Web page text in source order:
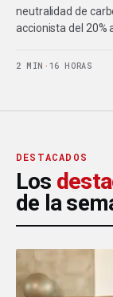
neutralidad de
accionista del 20%
2 MIN · 16 HORAS
DESTACADOS
Los
de la